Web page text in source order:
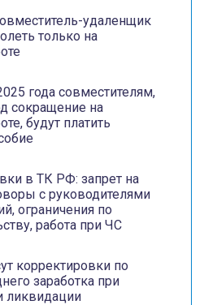
удаленщик
только на
года совместителям,
сокращение на
будут платить
в ТК РФ: запрет на
с руководителями
ограничения по
работа при ЧС
корректировки по
заработка при
ликвидации